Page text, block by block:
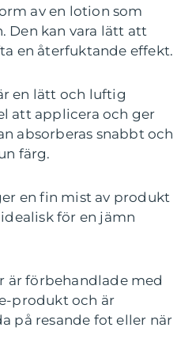
av en lotion som
Den kan vara lätt att
en återfuktande effekt.
en lätt och luftig
att applicera och ger
absorberas snabbt och
färg.
en fin mist av produkt
för en jämn
är förbehandlade med
produkt och är
på resande fot eller när